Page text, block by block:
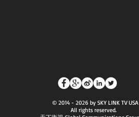
© 2014 - 2026 by SKY LINK TV USA
All rights reserved.